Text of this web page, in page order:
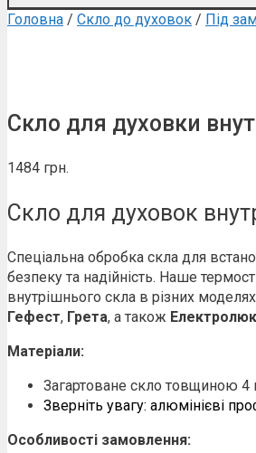
Головна / Скло до духовок / Під
Скло для духовки
1484 грн.
Скло для духовок
Спеціальна обробка скла для
безпеку та надійність. Наше
внутрішнього скла в різних
Гефест, Грета, а також
Матеріали:
Загартоване скло товщиною 4
Зверніть увагу: алюмінієві
Особливості замовлення: